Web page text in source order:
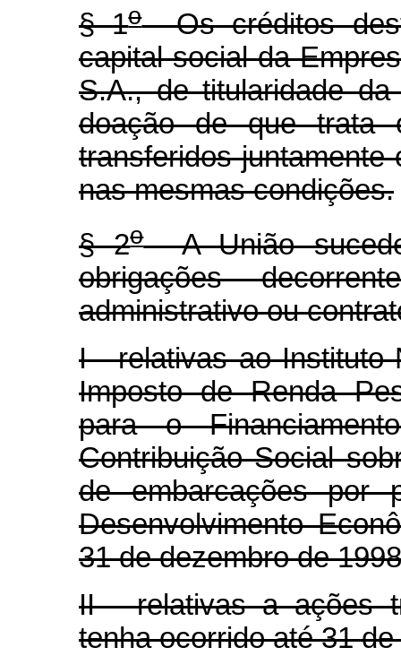
§ 1oOs créditos
capital social da
S.A., de titularidade
doação de que
transferidos
nas mesmas condições.
§ 2oA União
obrigações
administrativo ou
I - relativas ao Instituto
Imposto de Renda
para o
Contribuição Social
de embarcações por
Desenvolvimento
31 de dezembro de
II - relativas a ações
tenha ocorrido até 31